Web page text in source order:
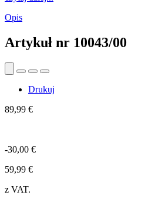
Opis
Artykuł nr 10043/00
Drukuj
89,99 €
-30,00 €
59,99 €
z VAT.